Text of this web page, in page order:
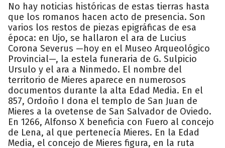
No hay noticias históricas de estas tierras hasta
que los romanos hacen acto de presencia. Son
varios los restos de piezas epigráficas de esa
época: en Ujo, se hallaron el ara de Lucius
Corona Severus —hoy en el Museo Arqueológico
Provincial—, la estela funeraria de G. Sulpicio
Ursulo y el ara a Ninmedo. El nombre del
territorio de Mieres aparece en numerosos
documentos durante la alta Edad Media. En el
857, Ordoño I dona el templo de San Juan de
Mieres a la ovetense de San Salvador de Oviedo.
En 1266, Alfonso X beneficia con Fuero al concejo
de Lena, al que pertenecía Mieres. En la Edad
Media, el concejo de Mieres figura, en la ruta